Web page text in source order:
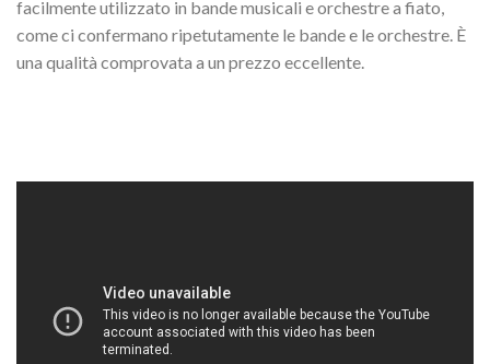
facilmente utilizzato in bande musicali e orchestre a fiato,
come ci confermano ripetutamente le bande e le orchestre. È
una qualità comprovata a un prezzo eccellente.